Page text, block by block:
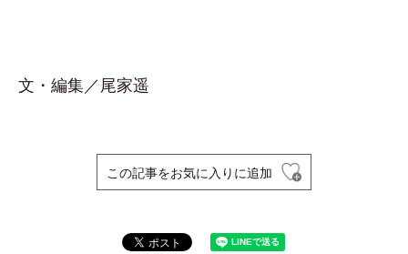
文・編集／尾家遥
この記事をお気に入りに追加